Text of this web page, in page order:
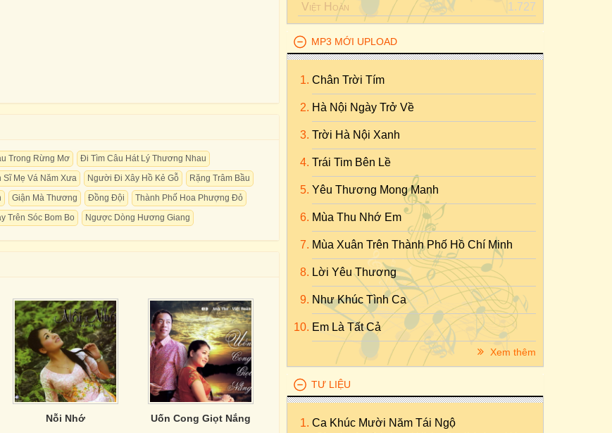
Trong Rừng Mơ
Đi Tìm Câu Hát Lý Thương Nhau
Sĩ Mẹ Vá Năm Xưa Người Đi Xây Hồ Kẻ Gỗ
Rặng Trâm Bầu
Giận Mà Thương Đồng Đội
Thành Phố Hoa Phượng Đỏ
Trên Sóc Bom Bo Ngược Dòng Hương Giang
Nỗi Nhớ Uốn Cong Giọt Nắng
Việt Hoàn
1.727
MP3 MỚI UPLOAD
Chân Trời Tím
Hà Nội Ngày Trở Về
Trời Hà Nội Xanh
Trái Tim Bên Lề
Yêu Thương Mong Manh
Mùa Thu Nhớ Em
Mùa Xuân Trên Thành Phố Hồ Chí Minh
Lời Yêu Thương
Như Khúc Tình Ca
Em Là Tất Cả
Xem thêm
TƯ LIỆU
Ca Khúc Mười Năm Tái Ngộ